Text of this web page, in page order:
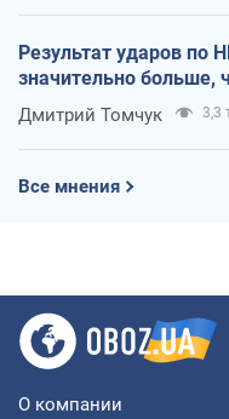
Результат ударов по
значительно больше,
Дмитрий Томчук 3,3
Все мнения
О компании